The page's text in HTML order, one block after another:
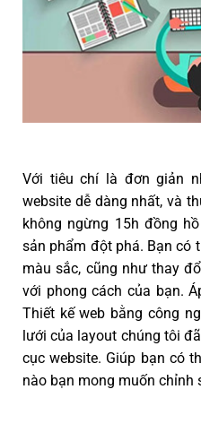
Với tiêu chí là đơn giản
website dễ dàng nhất, và
không ngừng 15h đồng
sản phẩm đột phá. Bạn có
màu sắc, cũng như thay
với phong cách của bạn.
Thiết kế web bằng công
lưới của layout chúng tôi
cục website. Giúp bạn có
nào bạn mong muốn chỉnh